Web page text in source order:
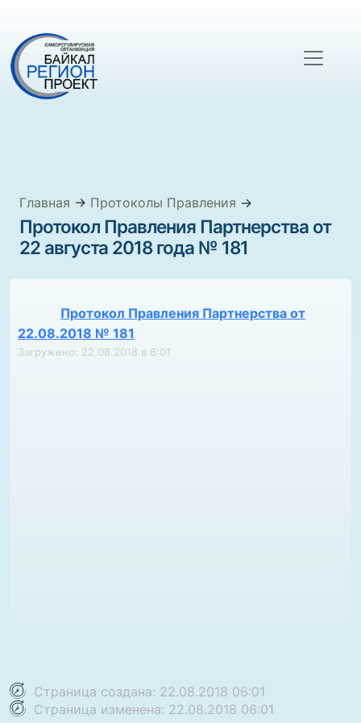
Главная → Протоколы Правления →
Протокол Правления Партнерства от
22 августа 2018 года № 181
Протокол Правления Партнерства от
22.08.2018 № 181
Загружено: 22.08.2018 в 6:01
Страница создана: 22.08.2018 06:01
Страница изменена: 22.08.2018 06:01